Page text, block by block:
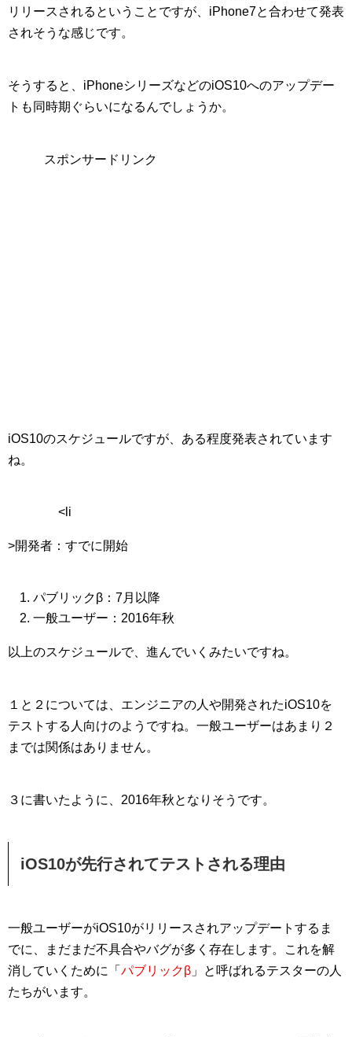
リリースされるということですが、iPhone7と合わせて発表
されそうな感じです。
そうすると、iPhoneシリーズなどのiOS10へのアップデー
トも同時期ぐらいになるんでしょうか。
スポンサードリンク
iOS10のスケジュールですが、ある程度発表されています
ね。
<li
>開発者：すでに開始
パブリックβ：7月以降
一般ユーザー：2016年秋
以上のスケジュールで、進んでいくみたいですね。
１と２については、 エンジニアの人や開発されたiOS10を
テストする人向けのようですね。一般ユーザーはあまり２
までは関係はありません。
３に書いたように、2016年秋となりそうです。
iOS10が先行されてテストされる理由
一般ユーザーがiOS10がリリースされアップデートするま
でに、まだまだ不具合やバグが多く存在します。これを解
消していくために「 パブリックβ 」と呼ばれるテスターの人
たちがいます。